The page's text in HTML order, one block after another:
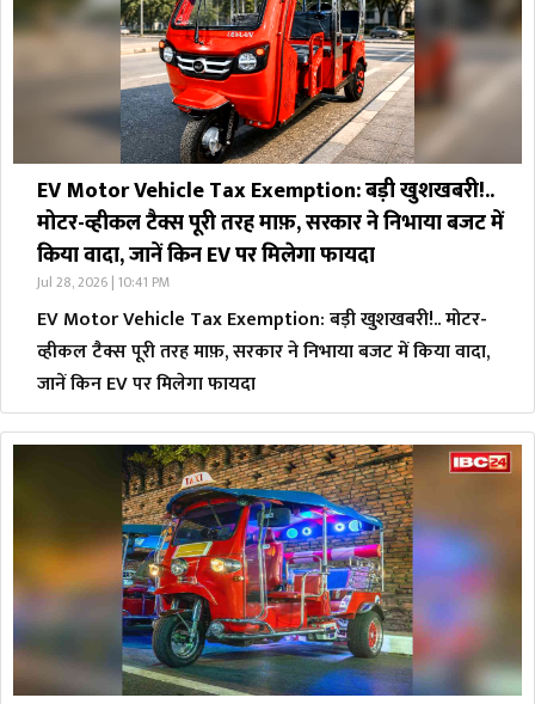
EV Motor Vehicle Tax Exemption: बड़ी खुशखबरी!..
मोटर-व्हीकल टैक्स पूरी तरह माफ़, सरकार ने निभाया बजट में
किया वादा, जानें किन EV पर मिलेगा फायदा
Jul 28, 2026 | 10:41 PM
EV Motor Vehicle Tax Exemption: बड़ी खुशखबरी!.. मोटर-
व्हीकल टैक्स पूरी तरह माफ़, सरकार ने निभाया बजट में किया वादा,
जानें किन EV पर मिलेगा फायदा